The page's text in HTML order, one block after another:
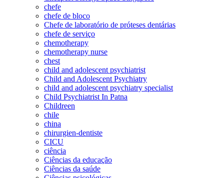
chefe
chefe de bloco
Chefe de laboratório de próteses dentárias
chefe de serviço
chemotherapy
chemotherapy nurse
chest
child and adolescent psychiatrist
Child and Adolescent Psychiatry
child and adolescent psychiatry specialist
Child Psychiatrist In Patna
Childreen
chile
china
chirurgien-dentiste
CICU
ciência
Ciências da educação
Ciências da saúde